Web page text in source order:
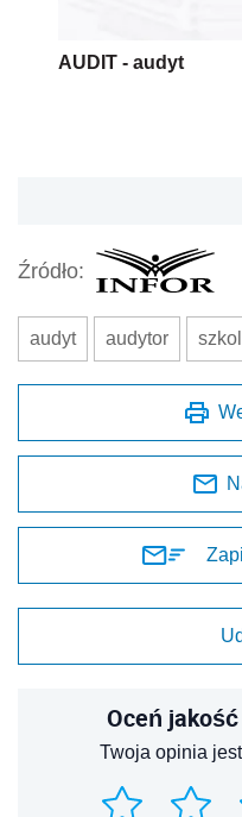
AUDIT - audyt
Źródło:
audyt audytor
Oceń
Twoja opinia